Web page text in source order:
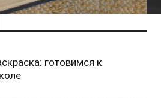
готовимся к